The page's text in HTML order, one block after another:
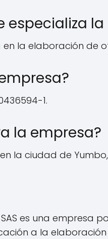
especializa
en la elaboración de
1.
la empresa?
la ciudad de
SAS es una
a la